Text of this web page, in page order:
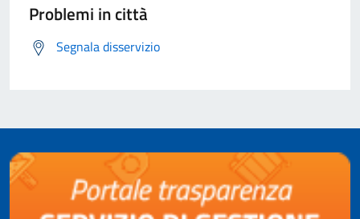
Problemi in città
Segnala disservizio